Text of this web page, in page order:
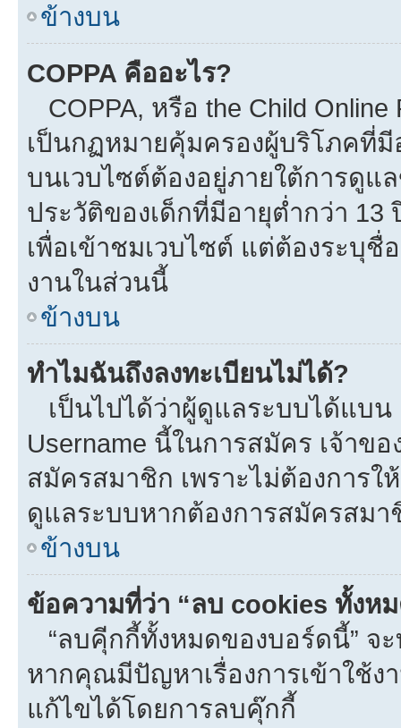
ข้างบน
COPPA คืออะไร?
COPPA, หรือ the Child Online
เป็นกฏหมายคุ้มครองผู้บริโภคที่มี
บนเวบไซต์ต้องอยู่ภายใต้การดูแ
ประวัติของเด็กที่มีอายุต่ำกว่า
เพื่อเข้าชมเวบไซต์ แต่ต้องระบุชื่
งานในส่วนนี้
ข้างบน
ทำไมฉันถึงลงทะเบียนไม่ได้?
เป็นไปได้ว่าผู้ดูแลระบบได้แบน
Username นี้ในการสมัคร เจ้าข
สมัครสมาชิก เพราะไม่ต้องการ
ดูแลระบบหากต้องการสมัครสมา
ข้างบน
ข้อความที่ว่า “ลบ cookies ทั้งห
“ลบคุีกกี้ทั้งหมดของบอร์ดนี้” จ
หากคุณมีปัญหาเรื่องการเข้าใช้ง
แก้ไขได้โดยการลบคุ๊กกี้